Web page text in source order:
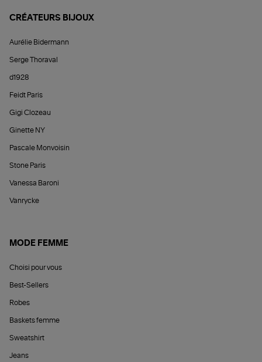
CRÉATEURS BIJOUX
Aurélie Bidermann
Serge Thoraval
d1928
Feidt Paris
Gigi Clozeau
Ginette NY
Pascale Monvoisin
Stone Paris
Vanessa Baroni
Vanrycke
MODE FEMME
Choisi pour vous
Best-Sellers
Robes
Baskets femme
Sweatshirt
Jeans